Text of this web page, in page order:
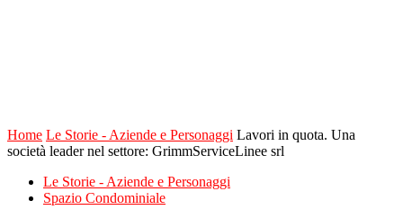
Home Le Storie - Aziende e Personaggi Lavori in quota. Una
società leader nel settore: GrimmServiceLinee srl
Le Storie - Aziende e Personaggi
Spazio Condominiale